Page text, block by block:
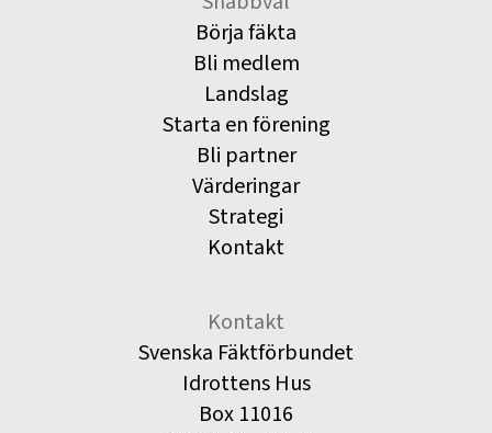
Börja fäkta
Bli medlem
Landslag
Starta en förening
Bli partner
Värderingar
Strategi
Kontakt
Kontakt
Svenska Fäktförbundet
Idrottens Hus
Box 11016